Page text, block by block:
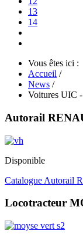
13
14
Vous êtes ici :
Accueil /
News /
Voitures UIC
Autorail
Disponible
Catalogue Autorail
Locotracteur